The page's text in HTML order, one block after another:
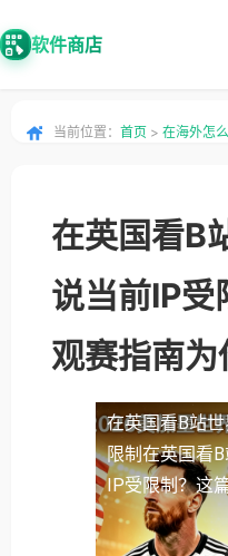
软件商店
当前位置： 首页 > 在海外怎
在英国看B
说当前IP受
观赛指南为
在英国看B站
限制在英国看
IP受限制？这